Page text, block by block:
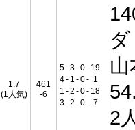
1.7
(1人気)
461
-6
5-3-0- 19
4- 1 -0- 1
1 -2 -0- 18
3-2 -0- 7
2